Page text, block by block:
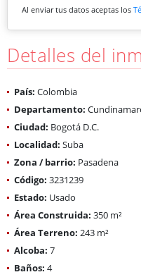
Al enviar tus datos aceptas los
Detalles del
País: Colombia
Departamento:
Ciudad: Bogotá D.C.
Localidad: Suba
Zona / barrio: Pasadena
Código: 3231239
Estado: Usado
Área Construida: 350 m²
Área Terreno: 243 m²
Alcoba: 7
Baños: 4